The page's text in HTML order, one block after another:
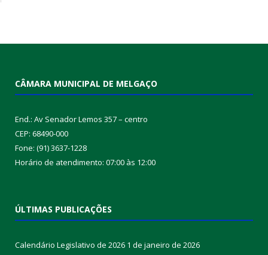
CÂMARA MUNICIPAL DE MELGAÇO
End.: Av Senador Lemos 357 – centro
CEP: 68490-000
Fone: (91) 3637-1228
Horário de atendimento: 07:00 às 12:00
ÚLTIMAS PUBLICAÇÕES
Calendário Legislativo de 2026 1 de janeiro de 2026